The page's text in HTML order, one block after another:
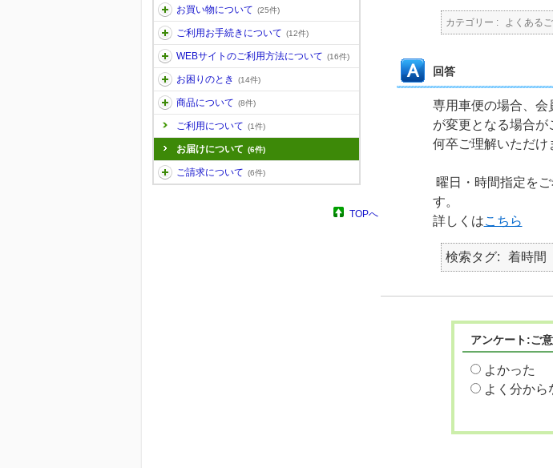
お買い物について (25件)
ご利用お手続きについて (12件)
WEBサイトのご利用方法について (16件)
お困りのとき (14件)
商品について (8件)
ご利用について (1件)
お届けについて (6件)
ご請求について (6件)
カテゴリー : よくある
回答
専用車便の場合、会
が変更となる場合が
何卒ご理解いただけ
曜日・時間指定を
す。
詳しくはこちら
検索タグ 着時間
アンケート:ご
よかった
よく分から
TOPへ